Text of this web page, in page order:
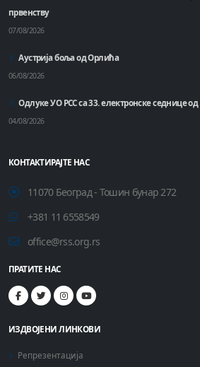
првенству
07/08/2026
Аустрија боља од Орлића
06/08/2026
Одлуке УО РСС са 33. електронске седнице од
04/08/2026
КОНТАКТИРАЈТЕ НАС
11070 Београд - Тошин бунар 272
+381 11 6558549
office@rss.org.rs
ПРАТИТЕ НАС
ИЗДВОЈЕНИ ЛИНКОВИ
Репрезентација